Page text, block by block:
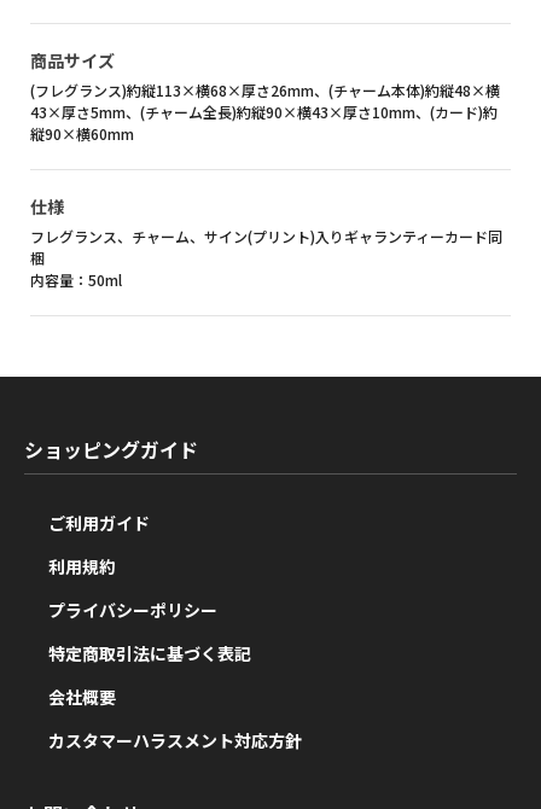
商品サイズ
(フレグランス)約縦113×横68×厚さ26mm、(チャーム本体)約縦48×横
43×厚さ5mm、(チャーム全長)約縦90×横43×厚さ10mm、(カード)約
縦90×横60mm
仕様
フレグランス、チャーム、サイン(プリント)入りギャランティーカード同
梱
内容量：50ml
ショッピングガイド
ご利用ガイド
利用規約
プライバシーポリシー
特定商取引法に基づく表記
会社概要
カスタマーハラスメント対応方針